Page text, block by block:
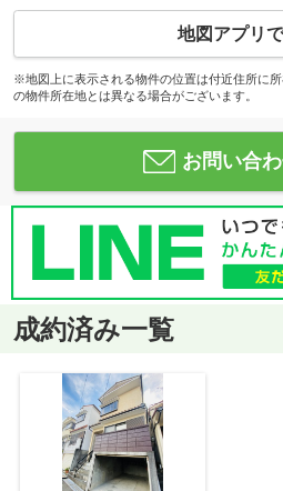
地図アプリ
※地図上に表示される物件の位置は付近住所に
の物件所在地とは異なる場合がございます。
お問い合
成約済み一覧